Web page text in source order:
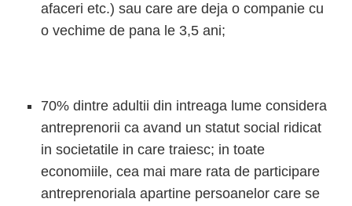
afaceri etc.) sau care are deja o companie cu
o vechime de pana le 3,5 ani;
70% dintre adultii din intreaga lume considera
antreprenorii ca avand un statut social ridicat
in societatile in care traiesc; in toate
economiile, cea mai mare rata de participare
antreprenoriala apartine persoanelor care se